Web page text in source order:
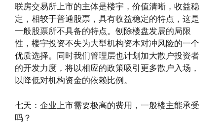
联房交易所上市的主体是楼宇，价值清晰，收益稳
定，相较于普通股票，具有收益稳定的特点，这是
一般股票所不具备的特点。刨除楼盘发展的局限
性，楼宇投资不失为大型机构资本对冲风险的一个
优质选择。同时我们管理层也计划加大散户投资者
的开发力度，将以相应的政策吸引更多散户入场，
以降低对机构资金的依赖比例。
七天：企业上市需要极高的费用，一般楼主能承受
吗？